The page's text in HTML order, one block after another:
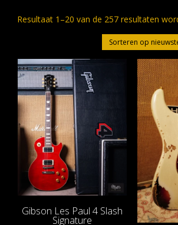
Resultaat 1–20 van de 257 resultaten
Gibson Les Paul 4 Slash
Signature